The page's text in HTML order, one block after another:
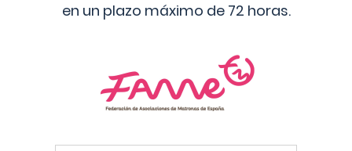
en un plazo máximo de 72 horas.